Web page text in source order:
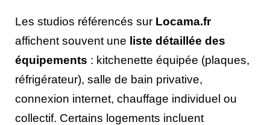
Les studios référencés sur Locama.fr
affichent souvent une liste détaillée des
équipements : kitchenette équipée (plaques,
réfrigérateur), salle de bain privative,
connexion internet, chauffage individuel ou
collectif. Certains logements incluent